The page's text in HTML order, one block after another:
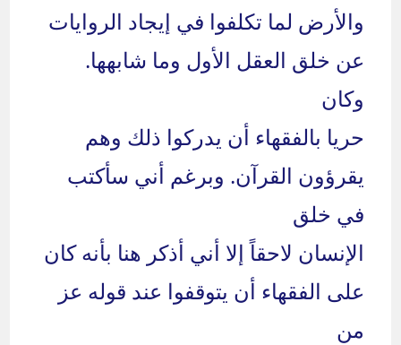
والأرض لما تكلفوا في إيجاد الروايات
عن خلق العقل الأول وما شابهها.
وكان
حريا بالفقهاء أن يدركوا ذلك وهم
يقرؤون القرآن. وبرغم أني سأكتب
في خلق
الإنسان لاحقاً إلا أني أذكر هنا بأنه كان
على الفقهاء أن يتوقفوا عند قوله عز
من